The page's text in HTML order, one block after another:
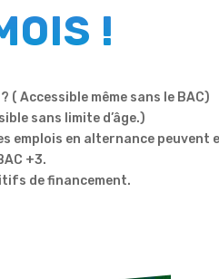
!
( Accessible même sans le BAC)
sans limite d’âge.)
emplois en alternance peuvent
+3.
de financement.